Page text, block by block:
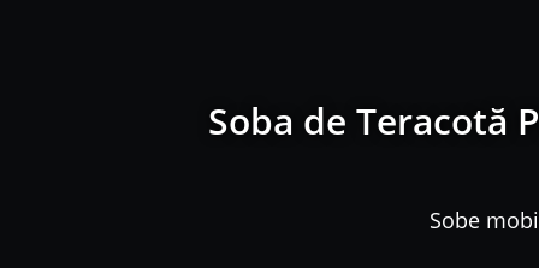
Soba de Teracotă
Sobe